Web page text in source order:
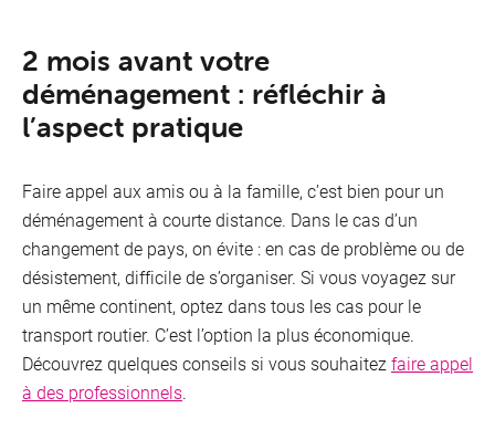
2 mois avant votre
déménagement : réfléchir à
l’aspect pratique
Faire appel aux amis ou à la famille, c’est bien pour un
déménagement à courte distance. Dans le cas d’un
changement de pays, on évite : en cas de problème ou de
désistement, difficile de s’organiser. Si vous voyagez sur
un même continent, optez dans tous les cas pour le
transport routier. C’est l’option la plus économique.
Découvrez quelques conseils si vous souhaitez faire appel
à des professionnels.